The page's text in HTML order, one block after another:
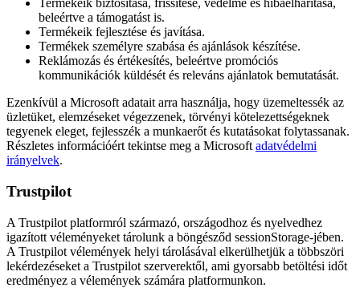
Termékeik biztosítása, frissítése, védelme és hibaelhárítása,
beleértve a támogatást is.
Termékeik fejlesztése és javítása.
Termékek személyre szabása és ajánlások készítése.
Reklámozás és értékesítés, beleértve promóciós
kommunikációk küldését és releváns ajánlatok bemutatását.
Ezenkívül a Microsoft adatait arra használja, hogy üzemeltessék az
üzletüket, elemzéseket végezzenek, törvényi kötelezettségeknek
tegyenek eleget, fejlesszék a munkaerőt és kutatásokat folytassanak.
Részletes információért tekintse meg a Microsoft adatvédelmi
irányelvek.
Trustpilot
A Trustpilot platformról származó, országodhoz és nyelvedhez
igazított véleményeket tárolunk a böngésződ sessionStorage-jében.
A Trustpilot vélemények helyi tárolásával elkerülhetjük a többszöri
lekérdezéseket a Trustpilot szerverektől, ami gyorsabb betöltési időt
eredményez a vélemények számára platformunkon.